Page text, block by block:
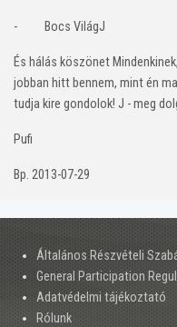
- Bocs VilágJ
És hálás köszönet
jobban hitt bennem, mint én
tudja kire gondolok! J - meg
Pufi
Bp. 2013-07-29
Általános Részvételi
General Participation
Adatvédelmi tájékoztató
Rólunk